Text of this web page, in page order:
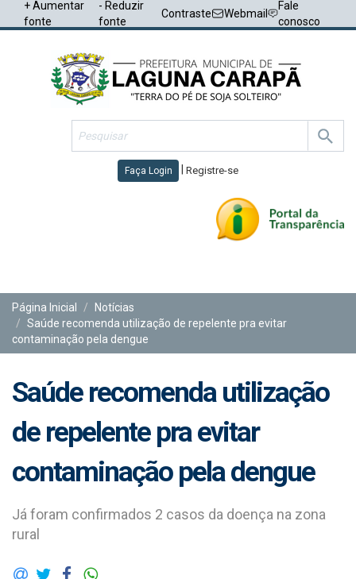
+ Aumentar
fonte
- Reduzir
fonte
Contraste Webmail
Fale
conosco
Faça Login Registre-se
Página Inicial
Notícias
Saúde recomenda utilização de repelente pra evitar
contaminação pela dengue
Saúde recomenda utilização
de repelente pra evitar
contaminação pela dengue
Já foram confirmados 2 casos da doença na zona
rural